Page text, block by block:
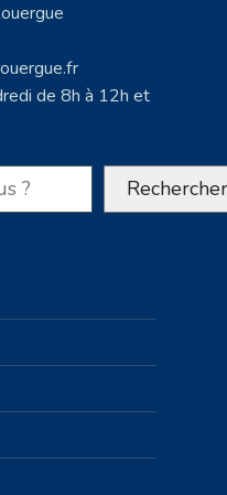
de 8h à 12h et
Rechercher